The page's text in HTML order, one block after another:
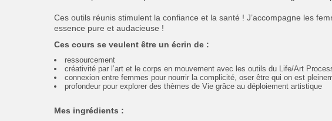
Ces outils réunis stimulent la confiance et la santé ! J’accompagne les
essence pure et audacieuse !
Ces cours se veulent être un écrin de :
ressourcement
créativité par l’art et le corps en mouvement avec les outils du Life/Art
connexion entre femmes pour nourrir la complicité, oser être qui on est
profondeur pour explorer des thèmes de Vie grâce au déploiement artistique
Mes ingrédients :